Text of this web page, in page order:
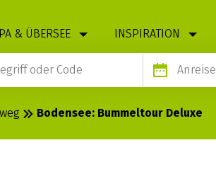
& ÜBERSEE INSPIRATION
Anreise
Bodensee: Bummeltour Deluxe